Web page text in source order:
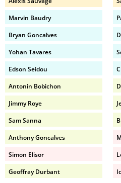
Marvin Baudry
Bryan Goncalves
Yohan Tavares
Edson Seidou
Antonin Bobichon
Jimmy Roye
Sam Sanna
Anthony Goncalves
Simon Elisor
Geoffray Durbant